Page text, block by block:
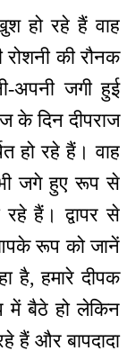
हो रहे हैं वाह
की रौनक
अपनी जगी हुई
के दिन दीपराज
हो रहे हैं। वाह
जगे हुए रूप से
हैं। द्वापर से
रूप को जानें
है, हमारे दीपक
बैठे हो लेकिन
और बापदादा